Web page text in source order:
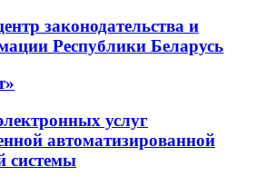
законодательства и
Республики Беларусь
услуг
автоматизированной
системы